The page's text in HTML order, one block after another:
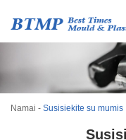
Namai - Susisiekite su mumis